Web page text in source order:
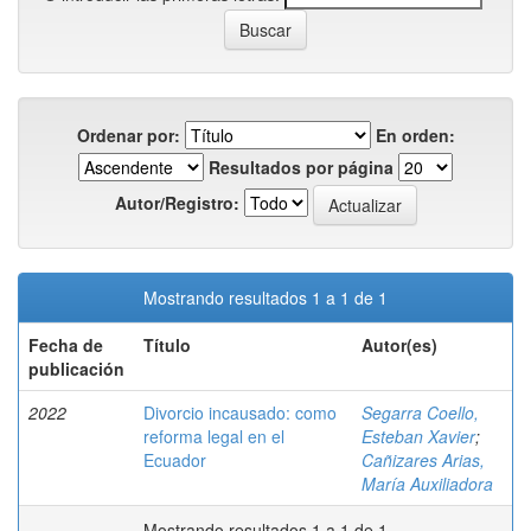
Ordenar por:
En orden:
Resultados por página
Autor/Registro:
Mostrando resultados 1 a 1 de 1
Fecha de
publicación
Título Autor(es)
2022
Divorcio incausado: como
reforma legal en el
Ecuador
Segarra Coello,
Esteban Xavier;
Cañizares Arias,
María Auxiliadora